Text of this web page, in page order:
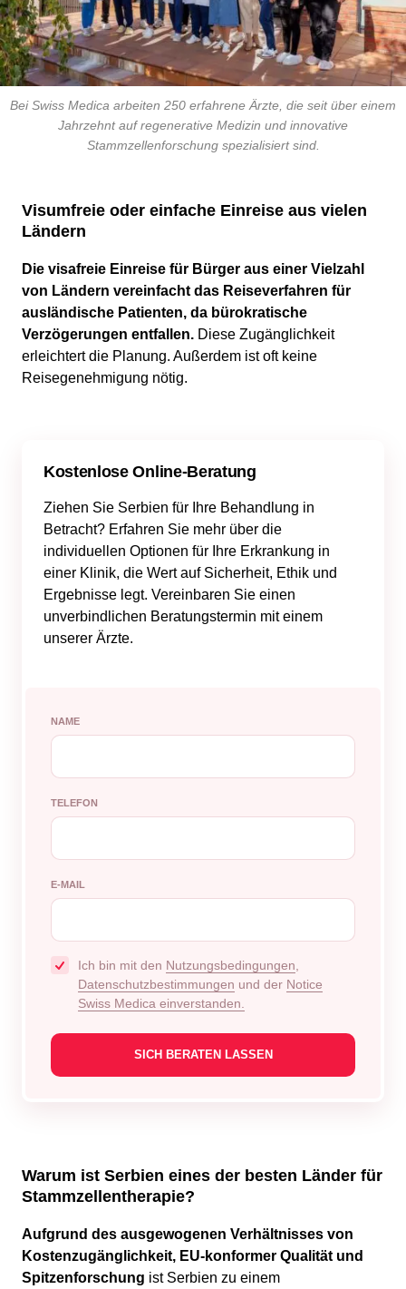
Bei Swiss Medica arbeiten 250 erfahrene Ärzte, die seit über einem
Jahrzehnt auf regenerative Medizin und innovative
Stammzellenforschung spezialisiert sind.
Visumfreie oder einfache Einreise aus vielen
Ländern
Die visafreie Einreise für Bürger aus einer Vielzahl
von Ländern vereinfacht das Reiseverfahren für
ausländische Patienten, da bürokratische
Verzögerungen entfallen. Diese Zugänglichkeit
erleichtert die Planung. Außerdem ist oft keine
Reisegenehmigung nötig.
Kostenlose Online-Beratung
Ziehen Sie Serbien für Ihre Behandlung in
Betracht? Erfahren Sie mehr über die
individuellen Optionen für Ihre Erkrankung in
einer Klinik, die Wert auf Sicherheit, Ethik und
Ergebnisse legt. Vereinbaren Sie einen
unverbindlichen Beratungstermin mit einem
unserer Ärzte.
NAME
TELEFON
E-MAIL
Ich bin mit den Nutzungsbedingungen
Datenschutzbestimmungen und der Notice
Swiss Medica einverstanden.
Warum ist Serbien eines der besten Länder für
Stammzellentherapie?
Aufgrund des ausgewogenen Verhältnisses von
Kostenzugänglichkeit, EU-konformer Qualität und
Spitzenforschung ist Serbien zu einem